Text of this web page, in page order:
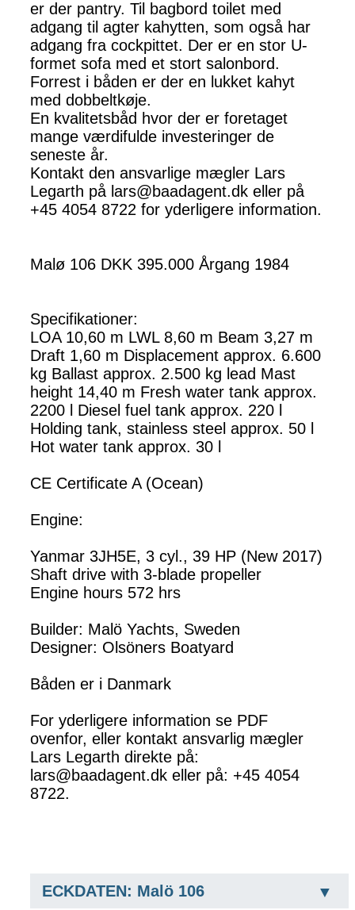
er der pantry. Til bagbord toilet med
adgang til agter kahytten, som også har
adgang fra cockpittet. Der er en stor U-
formet sofa med et stort salonbord.
Forrest i båden er der en lukket kahyt
med dobbeltkøje.
En kvalitetsbåd hvor der er foretaget
mange værdifulde investeringer de
seneste år.
Kontakt den ansvarlige mægler Lars
Legarth på lars@baadagent.dk eller på
+45 4054 8722 for yderligere information.
Malø 106 DKK 395.000 Årgang 1984
Specifikationer:
LOA 10,60 m LWL 8,60 m Beam 3,27 m
Draft 1,60 m Displacement approx. 6.600
kg Ballast approx. 2.500 kg lead Mast
height 14,40 m Fresh water tank approx.
2200 l Diesel fuel tank approx. 220 l
Holding tank, stainless steel approx. 50 l
Hot water tank approx. 30 l
CE Certificate A (Ocean)
Engine:
Yanmar 3JH5E, 3 cyl., 39 HP (New 2017)
Shaft drive with 3-blade propeller
Engine hours 572 hrs
Builder: Malö Yachts, Sweden
Designer: Olsöners Boatyard
Båden er i Danmark
For yderligere information se PDF
ovenfor, eller kontakt ansvarlig mægler
Lars Legarth direkte på:
lars@baadagent.dk eller på: +45 4054
8722.
ECKDATEN: Malö 106